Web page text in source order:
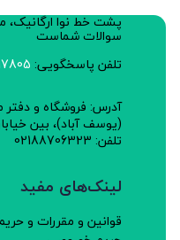
پشت خط نوا ارگانیک،
سوالات شماست
تلفن پاسخگویی:
آدرس: فروشگاه و دفتر
تلفن: 02188706323
لینک‌های مفید
قوانین و مقررات و